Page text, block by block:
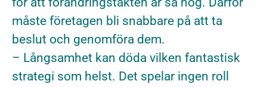
måste företagen bli snabbare på att ta
beslut och genomföra dem.
– Långsamhet kan döda vilken fantastisk
strategi som helst. Det spelar ingen roll